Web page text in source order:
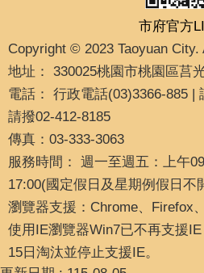
市府官方
Copyright © 2023 Taoyuan
地址： 330025桃園市桃園區莒
電話： 行政電話(03)3366-885 |
請撥02-412-8185
傳真：03-333-3063
服務時間： 週一至週五：上午
17:00(國定假日及星期例假日不
瀏覽器支援：Chrome、Firefox
使用IE瀏覽器Win7已不再支援IE
15日淘汰並停止支援IE。